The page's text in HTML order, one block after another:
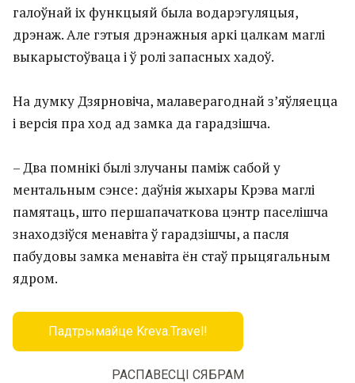
галоўнай іх функцыяй была водарэгуляцыя,
дрэнаж. Але гэтыя дрэнажныя аркі цалкам маглі
выкарыстоўваца і ў ролі запасных хадоў.
На думку Дзярновіча, малаверагоднай з’яўляецца
і версія пра ход ад замка да гарадзішча.
– Два помнікі былі злучаны паміж сабой у
ментальным сэнсе: даўнія жыхары Крэва маглі
памятаць, што першапачаткова цэнтр паселішча
знаходзіўся менавіта ў гарадзішчы, а пасля
пабудовы замка менавіта ён стаў прыцягальным
ядром.
Падтрымайце Kreva.Travel!
РАСПАВЕСЦІ СЯБРАМ